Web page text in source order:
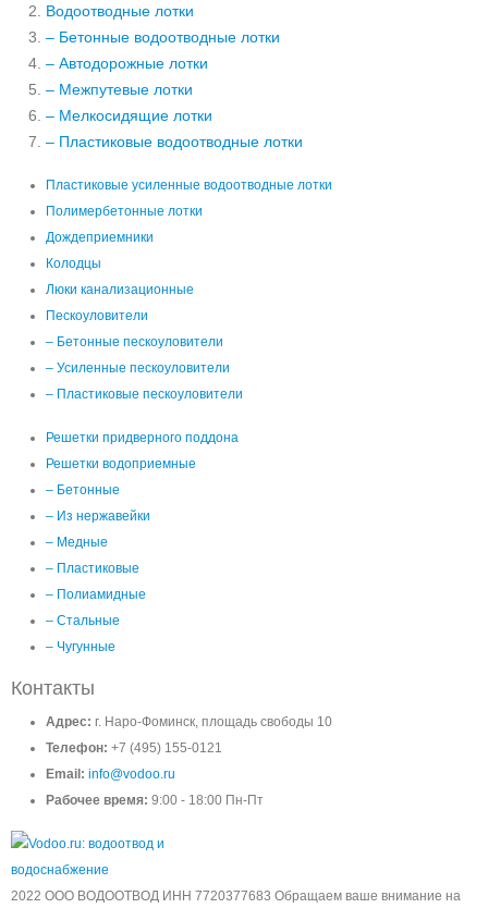
Водоотводные лотки
– Бетонные водоотводные лотки
– Автодорожные лотки
– Межпутевые лотки
– Мелкосидящие лотки
– Пластиковые водоотводные лотки
Пластиковые усиленные водоотводные лотки
Полимербетонные лотки
Дождеприемники
Колодцы
Люки канализационные
Пескоуловители
– Бетонные пескоуловители
– Усиленные пескоуловители
– Пластиковые пескоуловители
Решетки придверного поддона
Решетки водоприемные
– Бетонные
– Из нержавейки
– Медные
– Пластиковые
– Полиамидные
– Стальные
– Чугунные
Контакты
Адрес: г. Наро-Фоминск, площадь свободы 10
Телефон: +7 (495) 155-0121
Email: info@vodoo.ru
Рабочее время: 9:00 - 18:00 Пн-Пт
2022 ООО ВОДООТВОД ИНН 7720377683 Обращаем ваше внимание на